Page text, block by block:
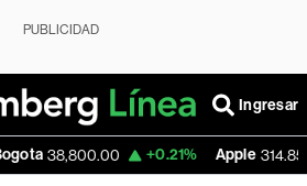
PUBLICIDAD
Ingresar
+0.21% Apple 314.85 +1.26%